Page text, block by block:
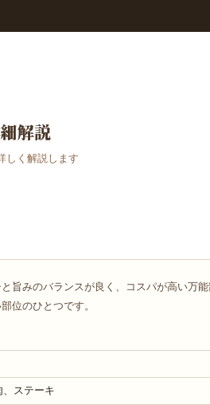
解説
しく解説します
旨みのバランスが良く、コスパが高い万
位のひとつです。
ステーキ